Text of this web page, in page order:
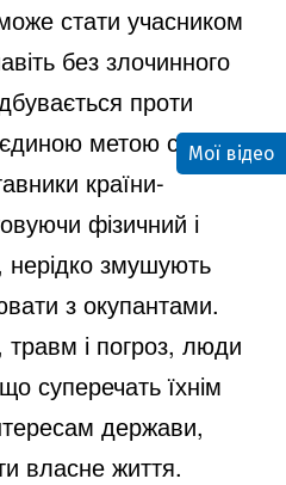
стати учасником
без злочинного
проти
метою стає
країни-
фізичний і
нерідко змушують
з окупантами.
і погроз, люди
суперечать їхнім
держави,
власне життя.
Мої відео